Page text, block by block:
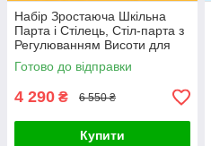
Набір Зростаюча Шкільна
Парта і Стілець, Стіл-парта з
Регулюванням Висоти для
Школярів FunDesk Cantare
Blue
Готово до відправки
4 290 ₴ 6 550 ₴
Купити